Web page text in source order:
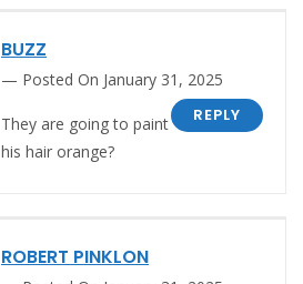
BUZZ
Posted On January 31, 2025
REPLY
They are going to paint
his hair orange?
ROBERT PINKLON